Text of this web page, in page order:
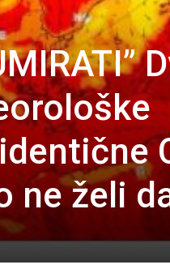
ne želi